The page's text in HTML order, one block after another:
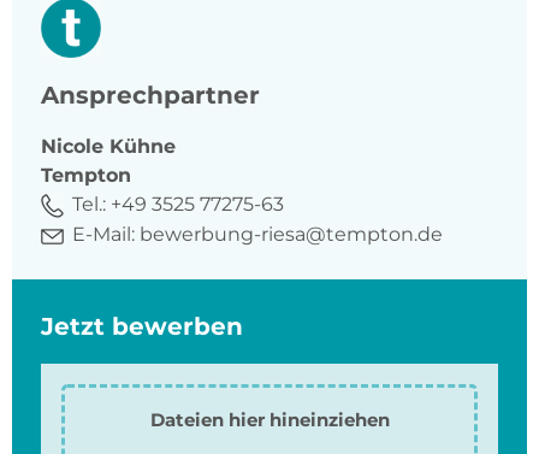
Ansprechpartner
Nicole Kühne
Tempton
Tel.: +49 3525 77275-63
E-Mail: bewerbung-riesa@tempton.de
Jetzt bewerben
Dateien hier hineinziehen